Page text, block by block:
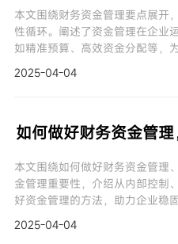
本文围绕财务资金管理要点展开
性循环。阐述了资金管理在企业
如精准预算、高效资金分配等，
2025-04-04
如何做好财务资金管
本文围绕如何做好财务资金管理
金管理重要性，介绍从内部控制
好资金管理的方法，助力企业稳
2025-04-04